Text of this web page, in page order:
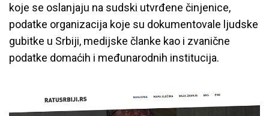
koje se oslanjaju na sudski utvrđene činjenice,
podatke organizacija koje su dokumentovale ljudske
gubitke u Srbiji, medijske članke kao i zvanične
podatke domaćih i međunarodnih institucija.